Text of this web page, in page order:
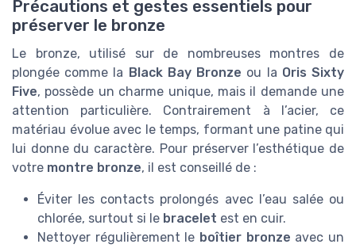
Précautions et gestes essentiels pour
préserver le bronze
Le bronze, utilisé sur de nombreuses montres de
plongée comme la Black Bay Bronze ou la Oris Sixty
Five, possède un charme unique, mais il demande une
attention particulière. Contrairement à l’acier, ce
matériau évolue avec le temps, formant une patine qui
lui donne du caractère. Pour préserver l’esthétique de
votre montre bronze, il est conseillé de :
Éviter les contacts prolongés avec l’eau salée ou
chlorée, surtout si le bracelet est en cuir.
Nettoyer régulièrement le boîtier bronze avec un